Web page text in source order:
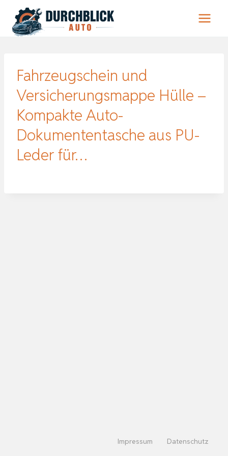
Inhalt
springen
Fahrzeugschein und
Versicherungsmappe Hülle –
Kompakte Auto-
Dokumententasche aus PU-
Leder für…
Impressum Datenschutz